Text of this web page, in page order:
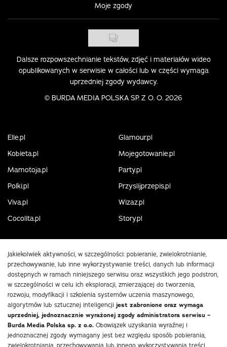
Moje zgody
Dalsze rozpowszechnianie tekstów, zdjęć i materiałów wideo
opublikowanych w serwisie w całości lub w części wymaga
uprzedniej zgody wydawcy.
© BURDA MEDIA POLSKA SP. Z O. O. 2026
Elle.pl
Glamour.pl
Kobieta.pl
Mojegotowanie.pl
Mamotoja.pl
Party.pl
Polki.pl
Przyslijprzepis.pl
Viva.pl
Wizaz.pl
Cocolita.pl
Story.pl
Jakiekolwiek aktywności, w szczególności: pobieranie, zwielokrotnianie,
przechowywanie, lub inne wykorzystywanie treści, danych lub informacji
dostępnych w ramach niniejszego serwisu oraz wszystkich jego podstron,
w szczególności w celu ich eksploracji, zmierzającej do tworzenia,
rozwoju, modyfikacji i szkolenia systemów uczenia maszynowego,
algorytmów lub sztucznej inteligencji jest zabronione oraz wymaga
uprzedniej, jednoznacznie wyrażonej zgody administratora serwisu –
Burda Media Polska sp. z o.o. Obowiązek uzyskania wyraźnej i
jednoznacznej zgody wymagany jest bez względu sposób pobierania,
zwielokrotniania, przechowywania lub innego wykorzystywania treści,